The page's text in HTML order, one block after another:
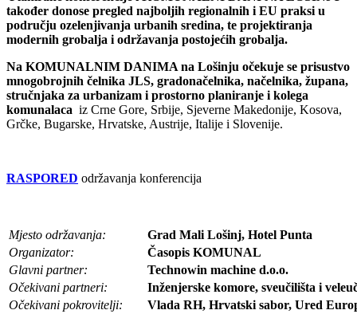
također donose pregled najboljih regionalnih i EU praksi u
području ozelenjivanja urbanih sredina, te projektiranja
modernih grobalja i održavanja postojećih grobalja.
Na KOMUNALNIM DANIMA na Lošinju očekuje se prisustvo
mnogobrojnih čelnika JLS, gradonačelnika, načelnika, župana,
stručnjaka za urbanizam i prostorno planiranje i kolega
komunalaca iz Crne Gore, Srbije, Sjeverne Makedonije, Kosova,
Grčke, Bugarske, Hrvatske, Austrije, Italije i Slovenije.
RASPORED održavanja konferencija
Mjesto održavanja:
Grad Mali Lošinj, Hotel Punta
Organizator:
Časopis KOMUNAL
Glavni partner:
Technowin machine d.o.o.
Očekivani partneri:
Inženjerske komore, sveučilišta i
Očekivani pokrovitelji:
Vlada RH, Hrvatski sabor, Ured